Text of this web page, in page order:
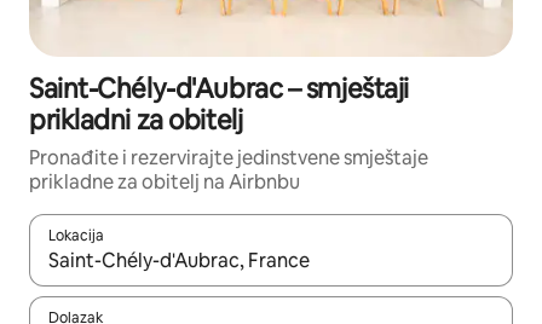
Saint-Chély-d'Aubrac – smještaji
prikladni za obitelj
Pronađite i rezervirajte jedinstvene smještaje
prikladne za obitelj na Airbnbu
Lokacija
Kada budu dostupni rezultati, moći ćete ih pregledati
Dolazak